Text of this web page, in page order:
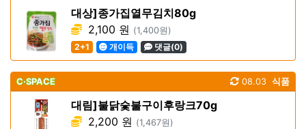
대상]종가집열무김치80g
2,100 원 (1,400원)
2+1
개이득 댓글(0)
C·SPACE 식품
08.03
대림]불닭숯불구이후랑크70g
2,200 원 (1,467원)